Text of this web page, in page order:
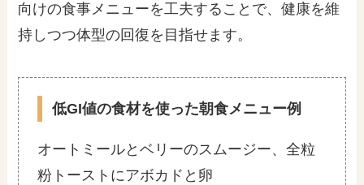
向けの食事メニューを工夫することで、健康を維
持しつつ体型の回復を目指せます。
低GI値の食材を使った朝食メニュー例
オートミールとベリーのスムージー、全粒
粉トーストにアボカドと卵